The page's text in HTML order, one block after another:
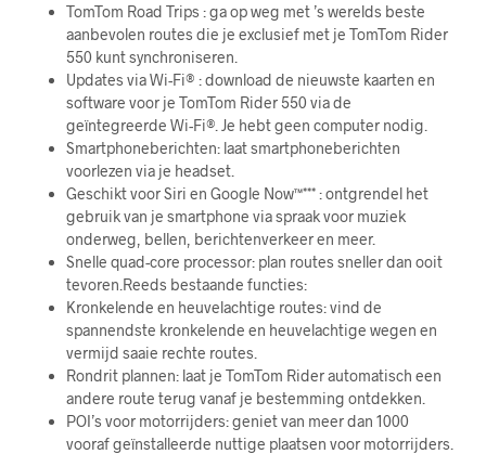
TomTom Road Trips : ga op weg met ’s werelds beste
aanbevolen routes die je exclusief met je TomTom Rider
550 kunt synchroniseren.
Updates via Wi-Fi® : download de nieuwste kaarten en
software voor je TomTom Rider 550 via de
geïntegreerde Wi-Fi®. Je hebt geen computer nodig.
Smartphoneberichten: laat smartphoneberichten
voorlezen via je headset.
Geschikt voor Siri en Google Now™*** : ontgrendel het
gebruik van je smartphone via spraak voor muziek
onderweg, bellen, berichtenverkeer en meer.
Snelle quad-core processor: plan routes sneller dan ooit
tevoren.Reeds bestaande functies:
Kronkelende en heuvelachtige routes: vind de
spannendste kronkelende en heuvelachtige wegen en
vermijd saaie rechte routes.
Rondrit plannen: laat je TomTom Rider automatisch een
andere route terug vanaf je bestemming ontdekken.
POI’s voor motorrijders: geniet van meer dan 1000
vooraf geïnstalleerde nuttige plaatsen voor motorrijders.